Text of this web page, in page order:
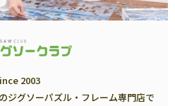
2003
ジグソーパズル・フレーム専門店で